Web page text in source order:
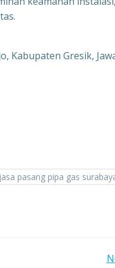
Kabupaten Gresik,
jasa pasang pipa gas